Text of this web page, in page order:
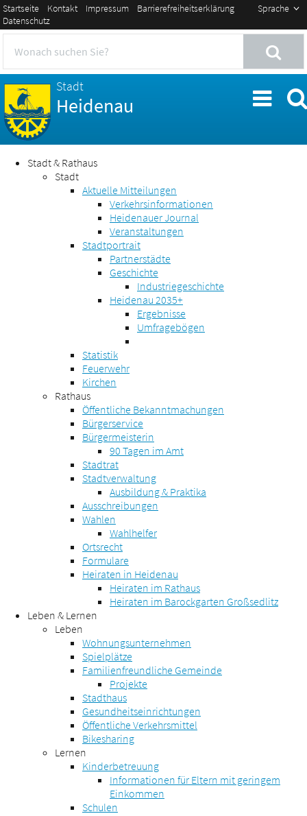
Sprache
Startseite Kontakt Impressum
Barrierefreiheitserklärung
Datenschutz
Stadt
Heidenau
Stadt & Rathaus
Stadt
Aktuelle Mitteilungen
Verkehrsinformationen
Heidenauer Journal
Veranstaltungen
Stadtportrait
Partnerstädte
Geschichte
Industriegeschichte
Heidenau 2035+
Ergebnisse
Umfragebögen
Statistik
Feuerwehr
Kirchen
Rathaus
Öffentliche Bekanntmachungen
Bürgerservice
Bürgermeisterin
90 Tagen im Amt
Stadtrat
Stadtverwaltung
Ausbildung & Praktika
Ausschreibungen
Wahlen
Wahlhelfer
Ortsrecht
Formulare
Heiraten in Heidenau
Heiraten im Rathaus
Heiraten im Barockgarten Großsedlitz
Leben & Lernen
Leben
Wohnungsunternehmen
Spielplätze
Familienfreundliche Gemeinde
Projekte
Stadthaus
Gesundheitseinrichtungen
Öffentliche Verkehrsmittel
Bikesharing
Lernen
Kinderbetreuung
Informationen für Eltern mit geringem
Einkommen
Schulen